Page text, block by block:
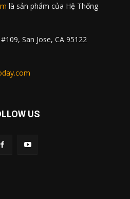
là sản phẩm của Hệ Thống
San Jose, CA 95122
US